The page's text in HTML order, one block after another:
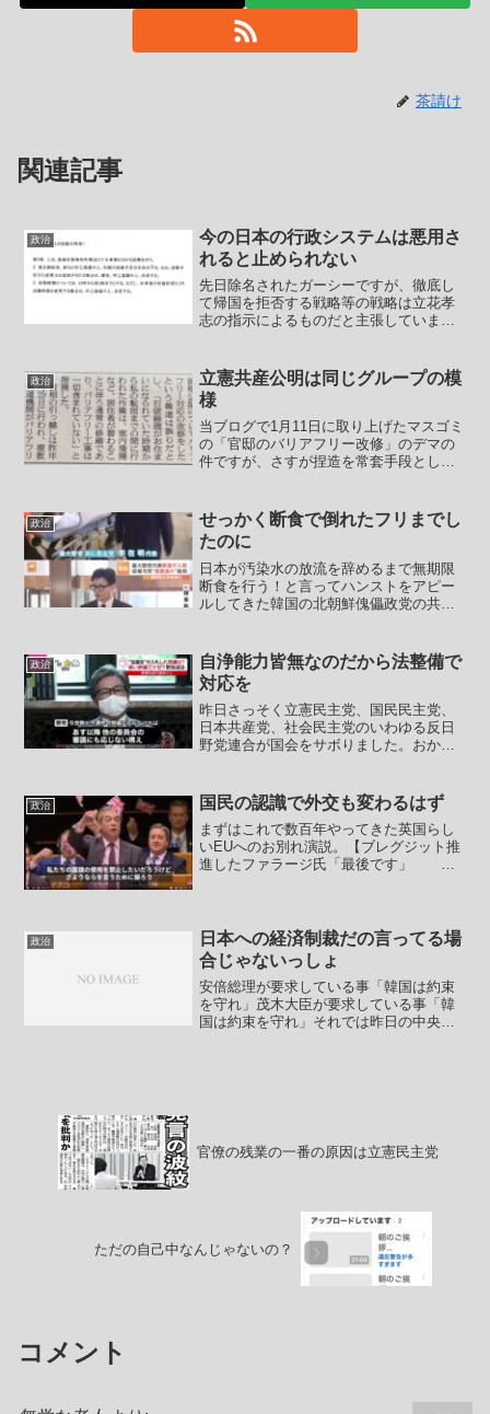
茶請け
関連記事
政治
今の日本の行政システムは悪用さ
れると止められない
先日除名されたガーシーですが、徹底し
て帰国を拒否する戦略等の戦略は立花孝
志の指示によるものだと主張していま
り、立花孝志氏も警察から狙われる対象
になりかねません。また、ガー...
政治
立憲共産公明は同じグループの模
様
当ブログで1月11日に取り上げたマスゴミ
の「官邸のバリアフリー改修」のデマの
件ですが、さすが捏造を常套手段として
（リンク先はwebarchive）以下一部引
用。――...
政治
せっかく断食で倒れたフリまでし
たのに
日本が汚染水の放流を辞めるまで無期限
断食を行う！と言ってハンストをアピー
ルしてきた韓国の北朝鮮傀儡政党の共に
という事情から断食20日目にして「入
院」ということにしたよう...
政治
自浄能力皆無なのだから法整備で
対応を
昨日さっそく立憲民主党、国民民主党、
日本共産党、社会民主党のいわゆる反日
野党連合が国会をサボりました。おかげ
応できるように予備費を10兆円を積むこ
とに反対して大幅削減し...
政治 国民の認識で外交も変わるはず
まずはこれで数百年やってきた英国らし
いEUへのお別れ演説。【ブレグジット推
進したファラージ氏「最後です」 欧
離脱（ブレグジッ...
政治
日本への経済制裁だの言ってる場
合じゃないっしょ
安倍総理が要求している事「韓国は約束
を守れ」茂木大臣が要求している事「韓
国は約束を守れ」それでは昨日の中央日
官僚の残業の一番の原因は立憲民主党
ただの自己中なんじゃないの？
コメント